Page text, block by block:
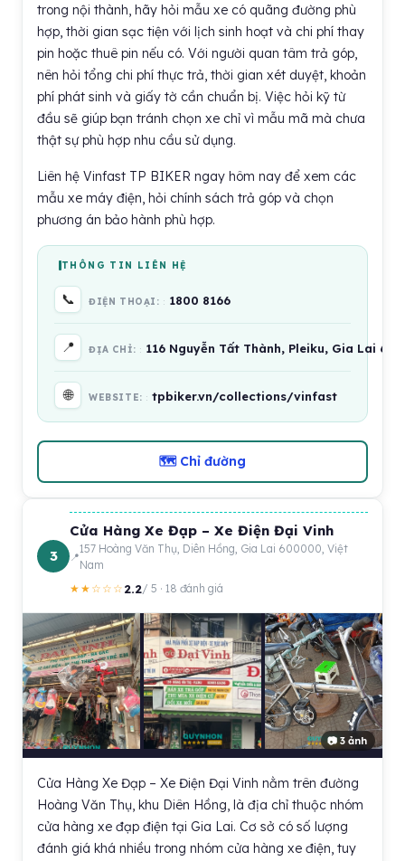
trong nội thành, hãy hỏi mẫu xe có quãng đường phù
hợp, thời gian sạc tiện với lịch sinh hoạt và chi phí thay
pin hoặc thuê pin nếu có. Với người quan tâm trả góp,
nên hỏi tổng chi phí thực trả, thời gian xét duyệt, khoản
phí phát sinh và giấy tờ cần chuẩn bị. Việc hỏi kỹ từ
đầu sẽ giúp bạn tránh chọn xe chỉ vì mẫu mã mà chưa
thật sự phù hợp nhu cầu sử dụng.
Liên hệ Vinfast TP BIKER ngay hôm nay để xem các
mẫu xe máy điện, hỏi chính sách trả góp và chọn
phương án bảo hành phù hợp.
THÔNG TIN LIÊN HỆ
📞 ĐIỆN THOẠI: 1800 8166
📍 ĐỊA CHỈ: 116 Nguyễn Tất Thành, Pleiku, Gia Lai
🌐 WEBSITE: tpbiker.vn/collections/vinfast
🗺 Chỉ đường
3
Cửa Hàng Xe Đạp – Xe Điện Đại Vinh
157 Hoàng Văn Thụ, Diên Hồng, Gia Lai 600000, Việt
Nam
★★☆☆☆ 2.2/ 5 · 18 đánh giá
📷 3 ảnh
Cửa Hàng Xe Đạp – Xe Điện Đại Vinh nằm trên đường
Hoàng Văn Thụ, khu Diên Hồng, là địa chỉ thuộc nhóm
cửa hàng xe đạp điện tại Gia Lai. Cơ sở có số lượng
đánh giá khá nhiều trong nhóm cửa hàng xe điện, tuy